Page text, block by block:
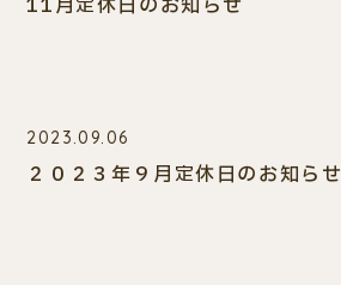
2023.09.06
２０２３年９月定休日のお知らせ